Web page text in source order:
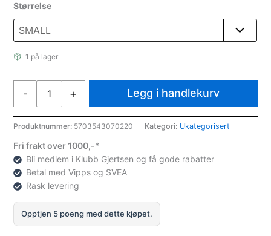
Størrelse
1 på lager
-
Treningsgenser
antall
+ Legg i handlekurv
Produktnummer: 5703543070220 Kategori: Ukategorisert
Fri frakt over 1000,-*
Bli medlem i Klubb Gjertsen og få gode rabatter
Betal med Vipps og SVEA
Rask levering
Opptjen 5 poeng med dette kjøpet.